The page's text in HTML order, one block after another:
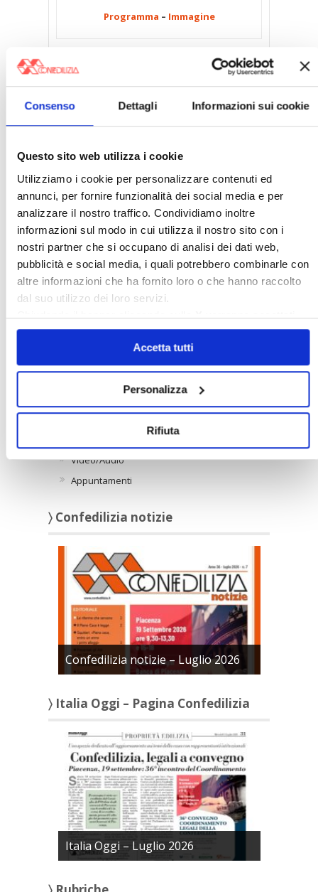
Consenso Dettagli Informazioni sui cookie
Questo sito web utilizza i cookie
Utilizziamo i cookie per personalizzare contenuti ed
annunci, per fornire funzionalità dei social media e per
analizzare il nostro traffico. Condividiamo inoltre
informazioni sul modo in cui utilizza il nostro sito con i
nostri partner che si occupano di analisi dei dati web,
pubblicità e social media, i quali potrebbero combinarle con
altre informazioni che ha fornito loro o che hanno raccolto
dal suo utilizzo dei loro servizi.
Chiudendo il banner cliccando sullaXverranno accettati
solo i cookie necessari.
Accetta tutti
Personalizza
Rifiuta
Programma – Immagine
Ape Torino incontra…Rinnovo
contratto portieri: cosa cambia?
Programma Immagine
Saronno, 27 marzo 2026
I reati condominiali di condomini
ed amministratori
Programma–Immagine
〉 Notizie
Video/Audio
Appuntamenti
〉 Confedilizia notizie
Confedilizia notizie – Luglio 2026
〉 Italia Oggi – Pagina Confedilizia
Italia Oggi – Luglio 2026